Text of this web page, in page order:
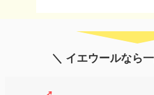
＼ イエウールなら